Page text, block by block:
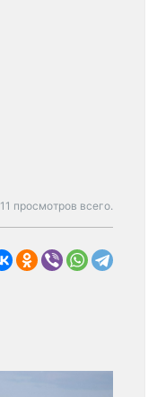
11 просмотров всего.